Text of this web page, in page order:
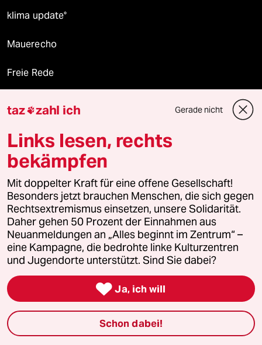
klima update°
Mauerecho
Freie Rede
Newsletter
team zukunft
taz frisch
taz zahl ich
taz lab Infobrief
Veranstaltungen
taz zahl ich Gerade nicht
Links lesen, rechts
bekämpfen
Mit doppelter Kraft für eine offene Gesellschaft!
Besonders jetzt brauchen Menschen, die sich gegen
Rechtsextremismus einsetzen, unsere Solidarität.
Daher gehen 50 Prozent der Einnahmen aus
Neuanmeldungen an „Alles beginnt im Zentrum“ –
eine Kampagne, die bedrohte linke Kulturzentren
und Jugendorte unterstützt. Sind Sie dabei?
 Ja, ich will
Schon dabei!